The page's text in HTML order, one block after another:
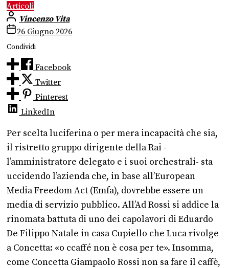
Articoli
Vincenzo Vita
26 Giugno 2026
Condividi
Facebook
Twitter
Pinterest
LinkedIn
Per scelta luciferina o per mera incapacità che sia,
il ristretto gruppo dirigente della Rai -
l’amministratore delegato e i suoi orchestrali- sta
uccidendo l’azienda che, in base all’European
Media Freedom Act (Emfa), dovrebbe essere un
media di servizio pubblico. All’Ad Rossi si addice la
rinomata battuta di uno dei capolavori di Eduardo
De Filippo Natale in casa Cupiello che Luca rivolge
a Concetta: «o ccaffé non è cosa per te». Insomma,
come Concetta Giampaolo Rossi non sa fare il caffè,